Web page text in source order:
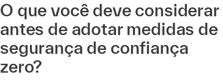
O que você deve considerar
antes de adotar medidas de
segurança de confiança
zero?